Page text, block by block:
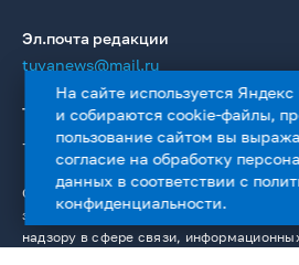
Эл.почта редакции
tuvanews@mail.ru
Телефон редакции
+7 394 223 36 19
Сетевое издание Информационное
зарегистрировано в качестве СМИ в
надзору в сфере связи,
На сайте используется
и собираются cookie-файлы,
пользование сайтом вы
согласие наобработку
данных в соответствии с
конфиденциальности.